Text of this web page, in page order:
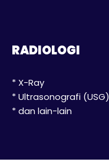
RADIOLOGI
* X-Ray
* Ultrasonografi (USG)
* dan lain-lain